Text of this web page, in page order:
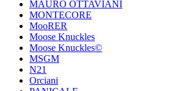
MAURO OTTAVIANI
MONTECORE
MooRER
Moose Knuckles
Moose Knuckles©️
MSGM
N21
Orciani